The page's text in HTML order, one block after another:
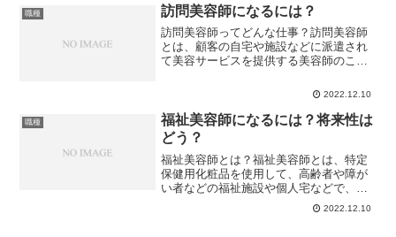
る人々に提供することを目...
職種 訪問美容師になるには？
訪問美容師ってどんな仕事？訪問美容師
とは、顧客の自宅や施設などに派遣され
て美容サービスを提供する美容師のこと
れる美容室に行くことができない、また
た場合に、自宅や施設へ派...
2022.12.10
職種
福祉美容師になるには？将来性は
どう？
福祉美容師とは？福祉美容師とは、特定
保健用化粧品を使用して、高齢者や障が
い者などの福祉施設や個人宅などで、美
容や健康に関するサービスを提供するプ
ロフェッショナルのことです。福祉美容
2022.12.10